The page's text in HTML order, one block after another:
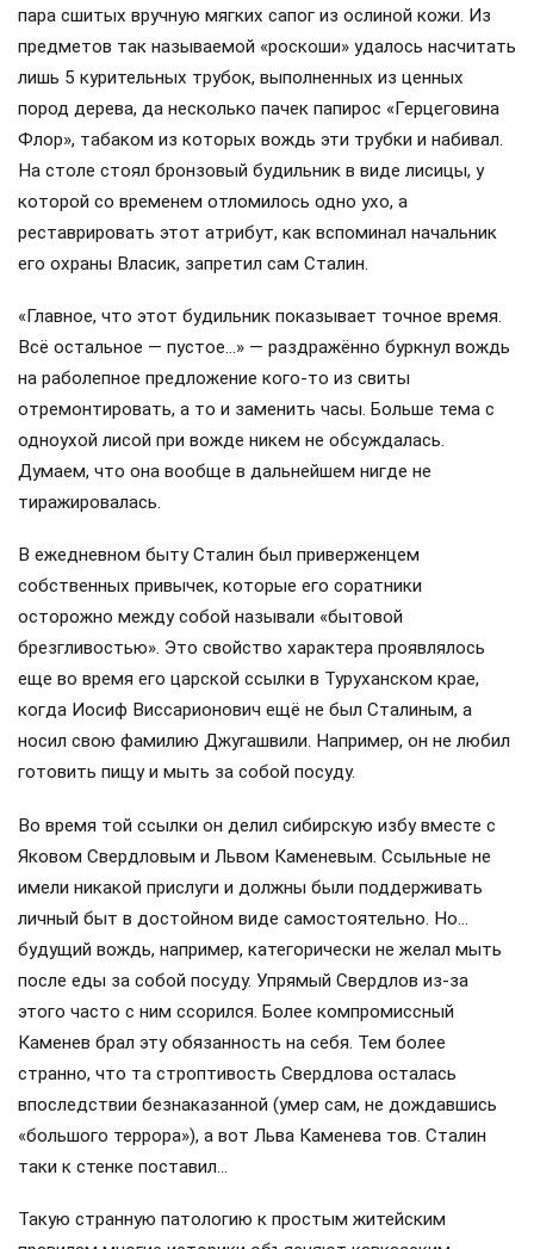
пара сшитых вручную мягких сапог из ослиной кожи. Из
предметов так называемой «роскоши» удалось насчитать
лишь 5 курительных трубок, выполненных из ценных
пород дерева, да несколько пачек папирос «Герцеговина
Флор», табаком из которых вождь эти трубки и набивал.
На столе стоял бронзовый будильник в виде лисицы, у
которой со временем отломилось одно ухо, а
реставрировать этот атрибут, как вспоминал начальник
его охраны Власик, запретил сам Сталин.
«Главное, что этот будильник показывает точное время.
Всё остальное — пустое…» — раздражённо буркнул вождь
на раболепное предложение кого-то из свиты
отремонтировать, а то и заменить часы. Больше тема с
одноухой лисой при вожде никем не обсуждалась.
Думаем, что она вообще в дальнейшем нигде не
тиражировалась.
В ежедневном быту Сталин был приверженцем
собственных привычек, которые его соратники
осторожно между собой называли «бытовой
брезгливостью». Это свойство характера проявлялось
еще во время его царской ссылки в Туруханском крае,
когда Иосиф Виссарионович ещё не был Сталиным, а
носил свою фамилию Джугашвили. Например, он не любил
готовить пищу и мыть за собой посуду.
Во время той ссылки он делил сибирскую избу вместе с
Яковом Свердловым и Львом Каменевым. Ссыльные не
имели никакой прислуги и должны были поддерживать
личный быт в достойном виде самостоятельно. Но…
будущий вождь, например, категорически не желал мыть
после еды за собой посуду. Упрямый Свердлов из-за
этого часто с ним ссорился. Более компромиссный
Каменев брал эту обязанность на себя. Тем более
странно, что та строптивость Свердлова осталась
впоследствии безнаказанной (умер сам, не дождавшись
«большого террора»), а вот Льва Каменева тов. Сталин
таки к стенке поставил…
Такую странную патологию к простым житейским